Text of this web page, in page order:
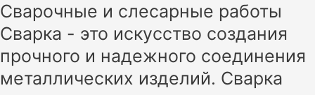
Сварочные и слесарные работы
Сварка - это искусство создания
прочного и надежного соединения
металлических изделий. Сварка